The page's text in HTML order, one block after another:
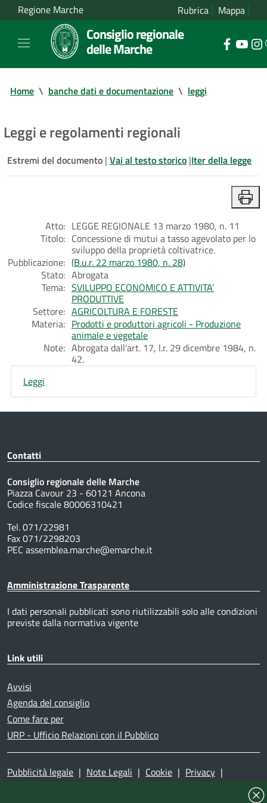
Regione Marche Rubrica Mappa
Consiglio regionale
delle Marche
Home \ banche dati e documentazione \ leggi
Leggi e regolamenti regionali
Estremi del documento | Vai al testo storico |Iter della legge
Atto: LEGGE REGIONALE 13 marzo 1980, n. 11
Titolo: Concessione di mutui a tasso agevolato per lo
sviluppo della proprietà coltivatrice.
Pubblicazione: (B.u.r. 22 marzo 1980, n. 28)
Stato: Abrogata
Tema: SVILUPPO ECONOMICO E ATTIVITA’
PRODUTTIVE
Settore: AGRICOLTURA E FORESTE
Materia: Prodotti e produttori agricoli - Produzione
animale e vegetale
Note: Abrogata dall'art. 17, l.r. 29 dicembre 1984, n.
42.
Leggi
Contatti
Consiglio regionale delle Marche
Piazza Cavour 23 - 60121 Ancona
Codice fiscale 80006310421
Tel. 071/22981
Fax 071/2298203
PEC assemblea.marche@emarche.it
Amministrazione Trasparente
I dati personali pubblicati sono riutilizzabili solo alle condizioni
previste dalla normativa vigente
Link utili
Avvisi
Agenda del consiglio
Come fare per
URP - Ufficio Relazioni con il Pubblico
Pubblicità legale | Note Legali | Cookie | Privacy |